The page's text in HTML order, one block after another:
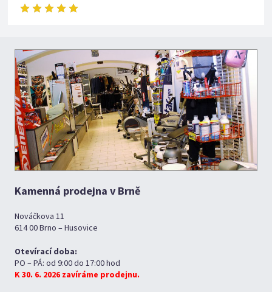
Kamenná prodejna v Brně
Nováčkova 11
614 00 Brno – Husovice
Otevírací doba:
PO – PÁ: od 9:00 do 17:00 hod
K 30. 6. 2026 zavíráme prodejnu.